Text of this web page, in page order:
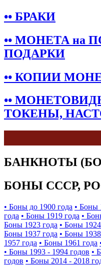
•• БРАКИ
•• МОНЕТА на
ПОДАРКИ
•• КОПИИ
••
ТОКЕНЫ,
БАНКНОТЫ
БОНЫ СССР,
• Боны до 1900 года • Боны
года • Боны 1919 года •
Боны 1923 года • Боны
Боны 1937 года • Боны
1957 года • Боны 1961 года
• Боны 1993 - 1994 годов •
годов • Боны 2014 - 2018